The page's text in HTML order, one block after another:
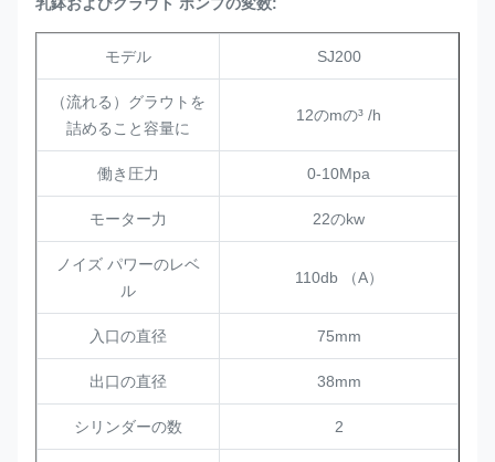
モデル SJ200
（流れる）グラウトを
詰めること容量に
12のmの³ /h
働き圧力 0-10Mpa
モーター力 22のkw
ノイズ パワーのレベ
ル
110db （A）
入口の直径 75mm
出口の直径 38mm
シリンダーの数 2